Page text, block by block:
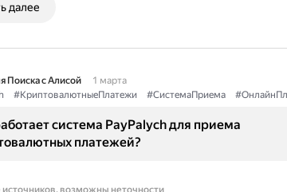
далее
Поиска с Алисой
1 марта
#КриптовалютныеПлатежи #СистемаПриема
система PayPalych для приема
платежей?
источников, возможны неточности